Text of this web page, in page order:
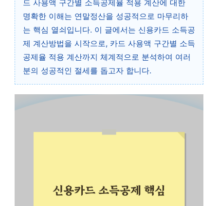
드 사용액 구간별 소득공제율 적용 계산에 대한
명확한 이해는 연말정산을 성공적으로 마무리하
는 핵심 열쇠입니다. 이 글에서는 신용카드 소득공
제 계산방법을 시작으로, 카드 사용액 구간별 소득
공제율 적용 계산까지 체계적으로 분석하여 여러
분의 성공적인 절세를 돕고자 합니다.